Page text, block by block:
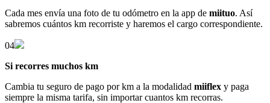
Cada mes envía una foto de tu odómetro en la app de miituo. Así
sabremos cuántos km recorriste y haremos el cargo correspondiente.
04
Si recorres muchos km
Cambia tu seguro de pago por km a la modalidad miiflex y paga
siempre la misma tarifa, sin importar cuantos km recorras.